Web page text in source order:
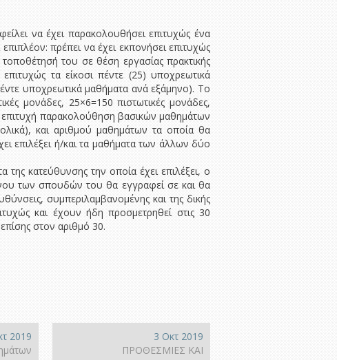
να έχει παρακολουθήσει επιτυχώς ένα
πρέπει να έχει εκπονήσει επιτυχώς
του σε θέση εργασίας πρακτικής
τα είκοσι πέντε (25) υποχρεωτικά
υποχρεωτικά μαθήματα ανά εξάμηνο). Το
μονάδες, 25×6=150 πιστωτικές μονάδες,
επιτυχή παρακολούθηση βασικών μαθημάτων
και αριθμού μαθημάτων τα οποία θα
επιλέξει ή/και τα μαθήματα των άλλων δύο
κατεύθυνσης την οποία έχει επιλέξει, ο
των σπουδών του θα εγγραφεί σε και θα
συμπεριλαμβανομένης και της δικής
και έχουν ήδη προσμετρηθεί στις 30
στον αριθμό 30.
2019
3 Οκτ 2019
ΠΡΟΘΕΣΜΙΕΣ ΚΑΙ